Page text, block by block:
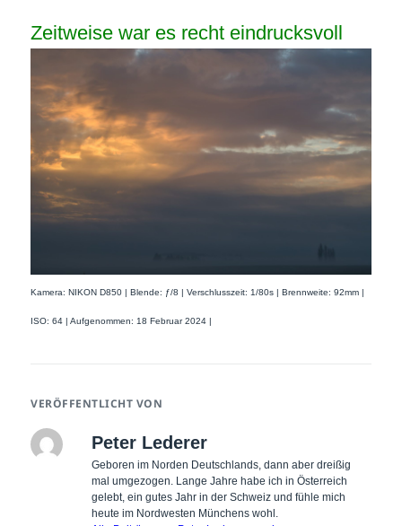
Zeitweise war es recht eindrucksvoll
Kamera: NIKON D850 | Blende: ƒ/8 | Verschlusszeit: 1/80s | Brennweite: 92mm |
ISO: 64 | Aufgenommen: 18 Februar 2024 |
VERÖFFENTLICHT VON
Peter Lederer
Geboren im Norden Deutschlands, dann aber dreißig
mal umgezogen. Lange Jahre habe ich in Österreich
gelebt, ein gutes Jahr in der Schweiz und fühle mich
heute im Nordwesten Münchens wohl.